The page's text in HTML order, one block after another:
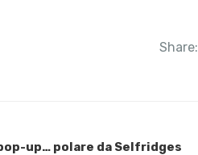
Share:
up… polare da Selfridges